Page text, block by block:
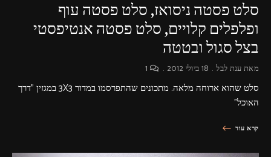
סלט פסטה ניסואז, סלט פסטה עוף
ופלפלים קלויים, סלט פסטה אנטיפסטי
בצל סגול ובטטה
מאתענת לבל 18 ביולי 2012
סלט שהוא ארוחה מלאה. מתכונים שהתפרסמו במדור 3X3 במגזין "דרך
האוכל"
קרא עוד